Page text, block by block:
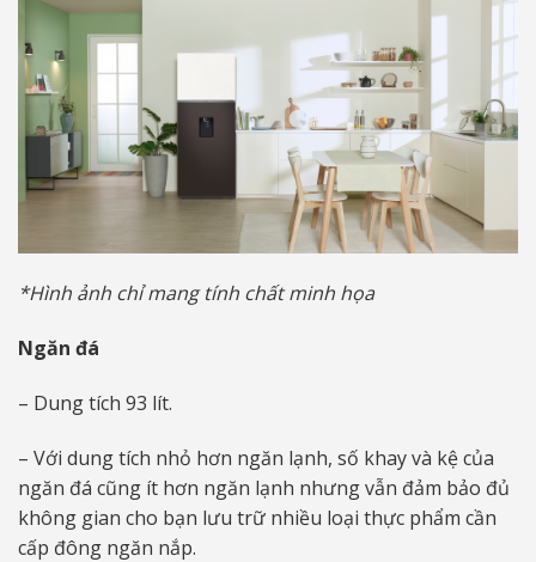
*Hình ảnh chỉ mang tính chất minh họa
Ngăn đá
– Dung tích 93 lít.
– Với dung tích nhỏ hơn ngăn lạnh, số khay và kệ của
ngăn đá cũng ít hơn ngăn lạnh nhưng vẫn đảm bảo đủ
không gian cho bạn lưu trữ nhiều loại thực phẩm cần
cấp đông ngăn nắp.